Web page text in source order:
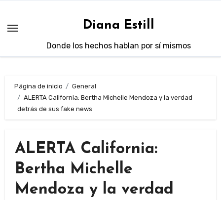
contenido
Diana Estill
Donde los hechos hablan por sí mismos
Página de inicio
General
ALERTA California: Bertha Michelle Mendoza y la verdad
detrás de sus fake news
ALERTA California:
Bertha Michelle
Mendoza y la verdad